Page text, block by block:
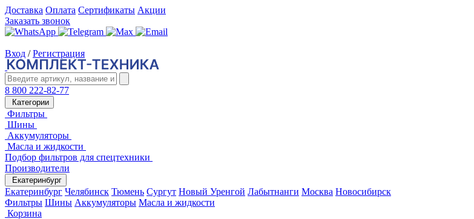
Доставка Оплата Сертификаты Акции
Заказать звонок
Вход / Регистрация
8 800 222-82-77
Категории
Фильтры
Шины
Аккумуляторы
Масла и жидкости
Подбор фильтров для спецтехники
Производители
Екатеринбург
Екатеринбург Челябинск Тюмень Сургут Новый Уренгой Лабытнанги Москва Новосибирск
Фильтры Шины Аккумуляторы Масла и жидкости
Корзина